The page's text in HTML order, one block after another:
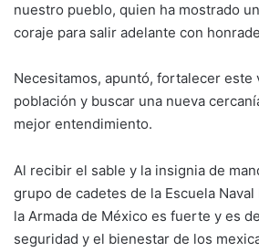
nuestro pueblo, quien ha mostrado
coraje para salir adelante con
Necesitamos, apuntó, fortalecer este
población y buscar una nueva
mejor entendimiento.
Al recibir el sable y la insignia de
grupo de cadetes de la Escuela
la Armada de México es fuerte y es
seguridad y el bienestar de los